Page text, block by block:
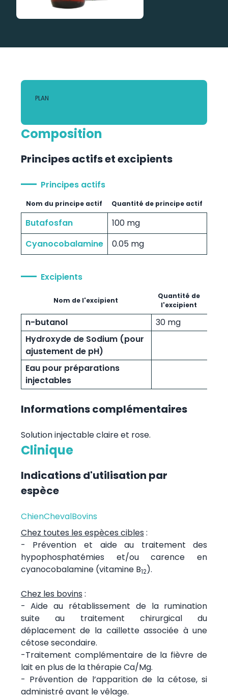
Composition
Principes actifs et excipients
Principes actifs
Nom du principe actif Quantité de principe actif
Butafosfan
100 mg
Cyanocobalamine
0.05 mg
Excipients
Nom de l'excipient
Quantité de
l'excipient
n-butanol
30 mg
Hydroxyde de Sodium (pour
ajustement de pH)
Eau pour préparations
injectables
Informations complémentaires
Solution injectable claire et rose.
Clinique
Indications d'utilisation par
espèce
ChienChevalBovins
Chez toutes les espèces cibles :
- Prévention et aide au traitement des
hypophosphatémies et/ou carence en
cyanocobalamine (vitamine B12).
Chez les bovins :
- Aide au rétablissement de la rumination
suite au traitement chirurgical du
déplacement de la caillette associée à une
cétose secondaire.
-Traitement complémentaire de la fièvre de
lait en plus de la thérapie Ca/Mg.
- Prévention de l’apparition de la cétose, si
administré avant le vêlage.
PLAN